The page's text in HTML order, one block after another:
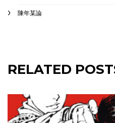
陳年某論
RELATED